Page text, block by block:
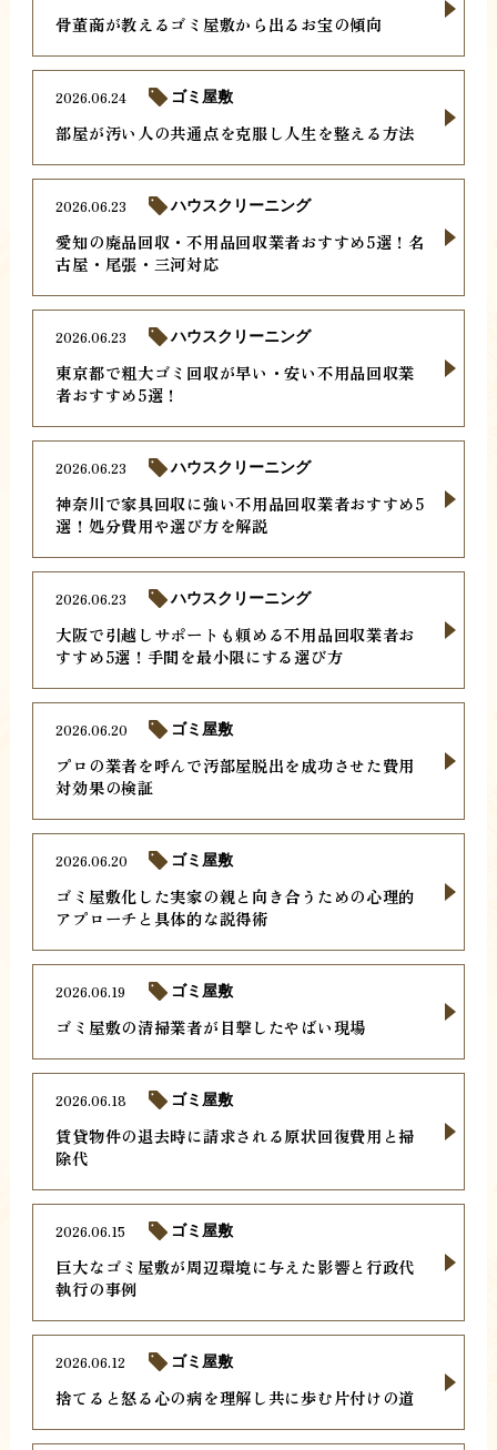
骨董商が教えるゴミ屋敷から出るお宝の傾向
部屋が汚い人の共通点を克服し人生を整える方法
2026.06.24 ゴミ屋敷
愛知の廃品回収・不用品回収業者おすすめ5選！名
古屋・尾張・三河対応
2026.06.23 ハウスクリーニング
東京都で粗大ゴミ回収が早い・安い不用品回収業
者おすすめ5選！
2026.06.23 ハウスクリーニング
神奈川で家具回収に強い不用品回収業者おすすめ5
選！処分費用や選び方を解説
2026.06.23 ハウスクリーニング
大阪で引越しサポートも頼める不用品回収業者お
すすめ5選！手間を最小限にする選び方
2026.06.23 ハウスクリーニング
プロの業者を呼んで汚部屋脱出を成功させた費用
対効果の検証
2026.06.20 ゴミ屋敷
ゴミ屋敷化した実家の親と向き合うための心理的
アプローチと具体的な説得術
2026.06.20 ゴミ屋敷
ゴミ屋敷の清掃業者が目撃したやばい現場
2026.06.19 ゴミ屋敷
賃貸物件の退去時に請求される原状回復費用と掃
除代
2026.06.18 ゴミ屋敷
巨大なゴミ屋敷が周辺環境に与えた影響と行政代
執行の事例
2026.06.15 ゴミ屋敷
捨てると怒る心の病を理解し共に歩む片付けの道
2026.06.12 ゴミ屋敷